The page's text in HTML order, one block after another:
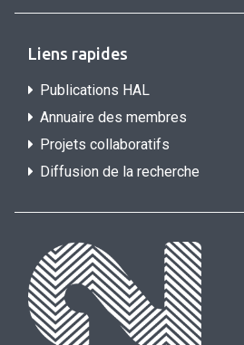
Liens rapides
Publications HAL
Annuaire des membres
Projets collaboratifs
Diffusion de la recherche